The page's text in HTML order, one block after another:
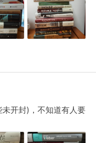
开封)，不知道有人要